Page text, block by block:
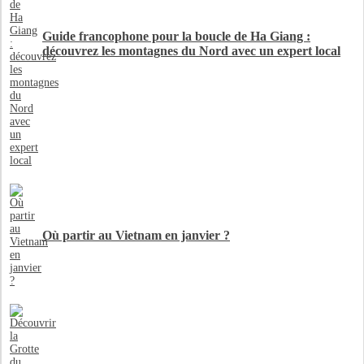
Guide francophone pour la boucle de Ha Giang :
découvrez les montagnes du Nord avec un expert local
Où partir au Vietnam en janvier ?